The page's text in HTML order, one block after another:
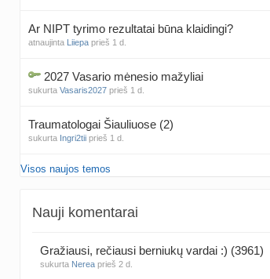
Ar NIPT tyrimo rezultatai būna klaidingi?
atnaujinta Liiepa prieš 1 d.
2027 Vasario mėnesio mažyliai
sukurta Vasaris2027 prieš 1 d.
Traumatologai Šiauliuose (2)
sukurta Ingri2tii prieš 1 d.
Čakru valymas
Kęstutis Šklėrius
Kovo mėnesio dvyniai
Visos naujos temos
Nauji komentarai
Gražiausi, rečiausi berniukų vardai :) (3961)
sukurta Nerea prieš 2 d.